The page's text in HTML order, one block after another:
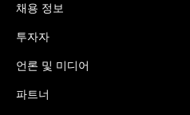
채용 정보
투자자
언론 및 미디어
파트너